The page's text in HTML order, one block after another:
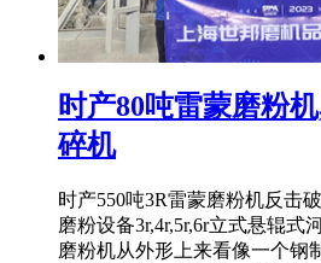
时产80吨雷蒙磨粉
碎机
时产550吨3R雷蒙磨粉机反击
磨粉设备3r,4r,5r,6r立式悬辊式
磨粉机从外形上来看像一个钢